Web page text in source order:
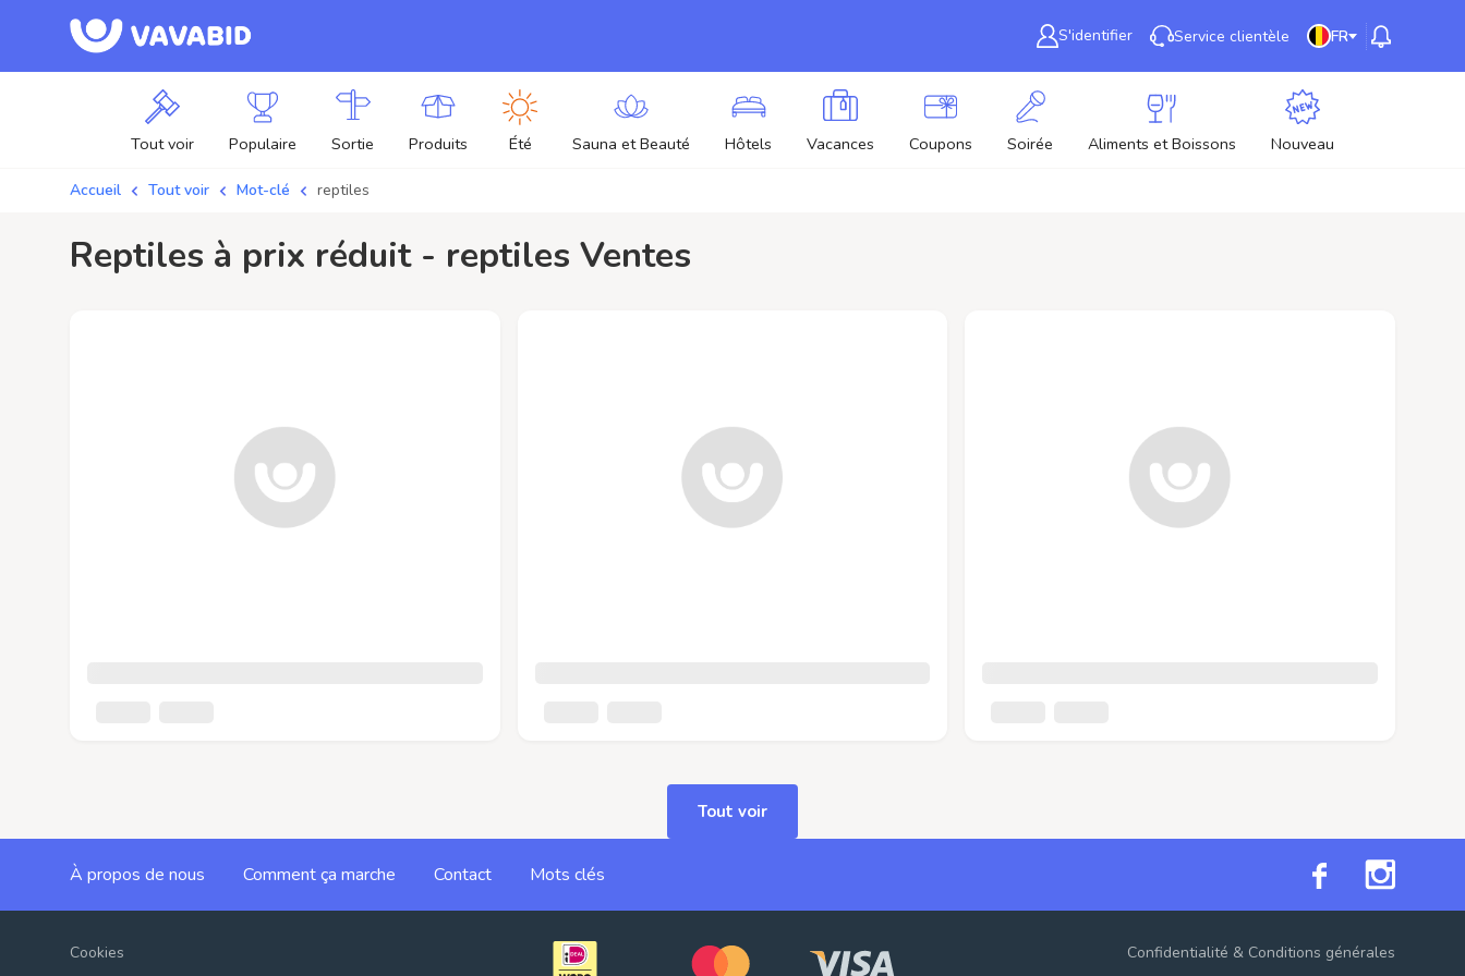
S'identifier Service clientèle FR
Tout voir Populaire Sortie Produits Été Sauna et Beauté Hôtels Vacances Coupons Soirée Aliments et Boissons Nouveau
Accueil Tout voir Mot-clé reptiles
reptiles à prix réduit - reptiles Ventes
Tout voir
À propos de nous Comment ça marche Contact Mots clés
Cookies Confidentialité & Conditions générales